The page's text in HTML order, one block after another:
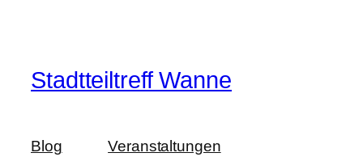
Stadtteiltreff Wanne
Blog Veranstaltungen